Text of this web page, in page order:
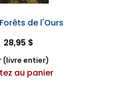
de l'Ours
28,95 $
(livre entier)
au panier